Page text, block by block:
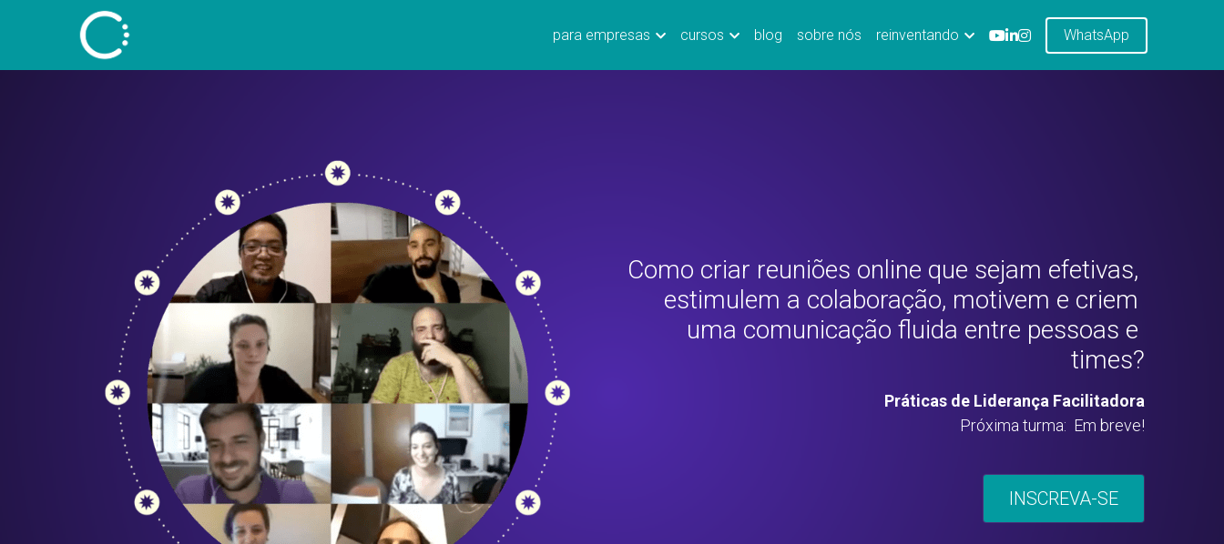
para empresas cursos blog sobre nós reinventando WhatsApp
Como criar reuniões online que sejam efetivas,
estimulem a colaboração, motivem e criem
uma comunicação fluida entre pessoas e
times?
Práticas de Liderança Facilitadora
Próxima turma:  Em breve!
INSCREVA-SE